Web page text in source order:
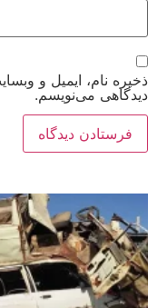
ذخیره نام، ایمیل و
دیدگاهی می‌نویسم.